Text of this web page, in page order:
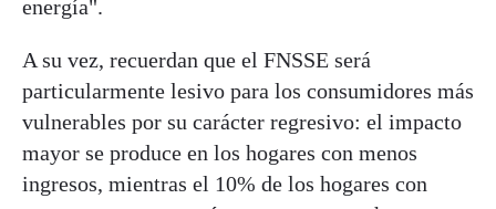
energía".
A su vez, recuerdan que el FNSSE será
particularmente lesivo para los consumidores más
vulnerables por su carácter regresivo: el impacto
mayor se produce en los hogares con menos
ingresos, mientras el 10% de los hogares con